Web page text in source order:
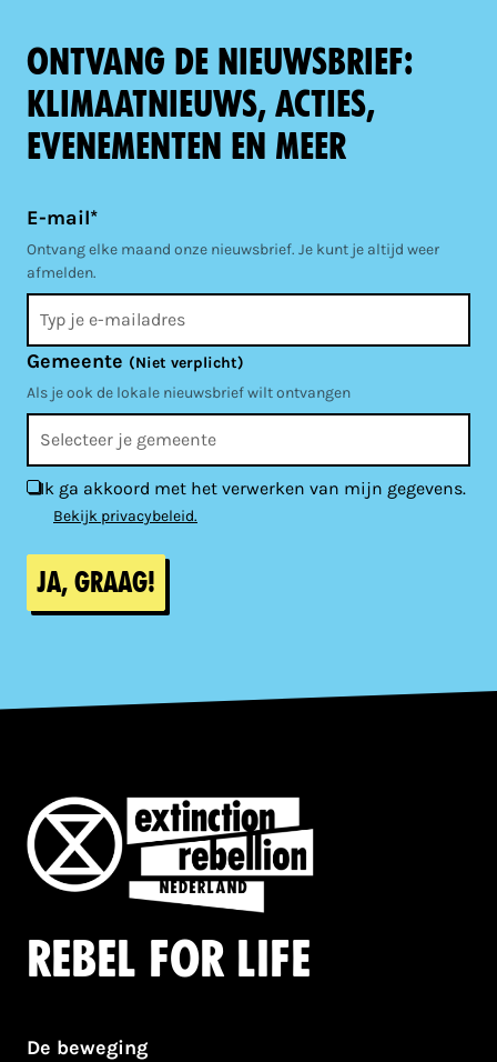
Ontvang de nieuwsbrief:
klimaatnieuws, acties,
evenementen en meer
E-mail*
Ontvang elke maand onze nieuwsbrief. Je kunt je altijd weer
afmelden.
Gemeente (Niet verplicht)
Als je ook de lokale nieuwsbrief wilt ontvangen
Ik ga akkoord met het verwerken van mijn gegevens.
Bekijk privacybeleid.
Ja, graag!
Rebel for life
De beweging